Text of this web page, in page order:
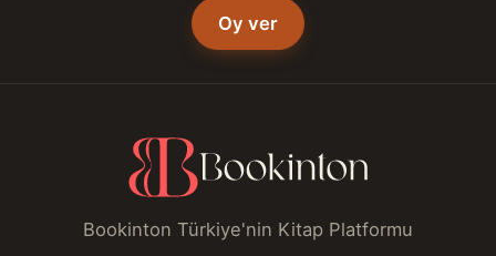
Oy ver
Bookinton Türkiye'nin Kitap Platformu